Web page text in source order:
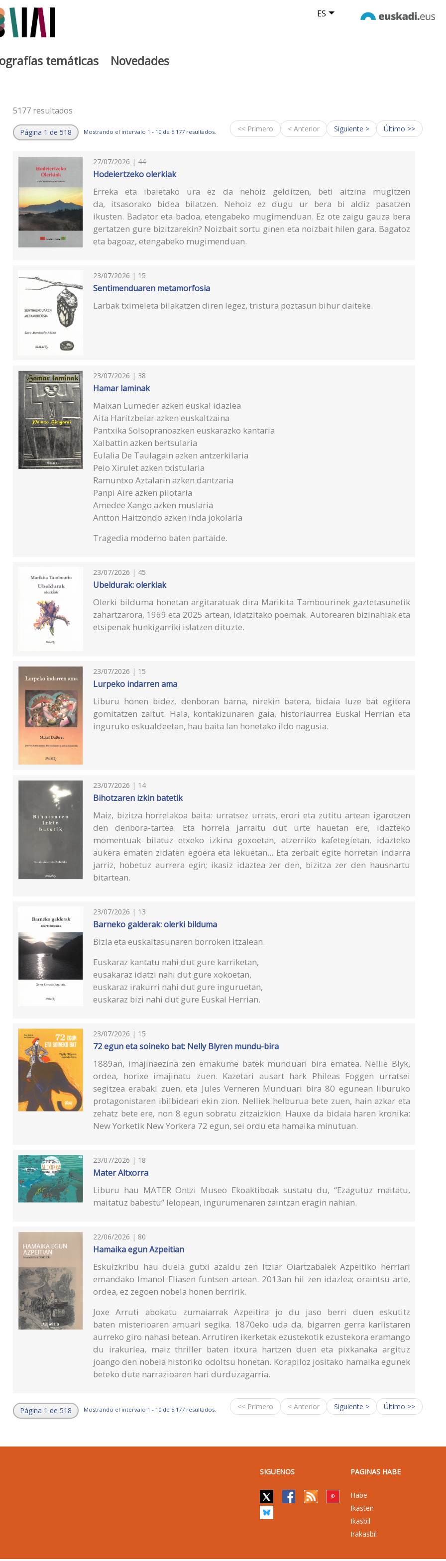
ES
temáticas Novedades
5177 resultados
Página 1 de 518 Mostrando el intervalo 1 - 10 de 5.177 resultados. << Primero < Anterior Siguiente > Último >>
27/07/2026 | 44
Hodeiertzeko olerkiak
Erreka eta ibaietako ura ez da nehoiz gelditzen, beti aitzina mugitzen
da, itsasorako bidea bilatzen. Nehoiz ez dugu ur bera bi aldiz pasatzen
ikusten. Badator eta badoa, etengabeko mugimenduan. Ez ote zaigu gauza bera
gertatzen gure bizitzarekin? Noizbait sortu ginen eta noizbait hilen gara. Bagatoz
eta bagoaz, etengabeko mugimenduan.
23/07/2026 | 15
Sentimenduaren metamorfosia
Larbak tximeleta bilakatzen diren legez, tristura poztasun bihur daiteke.
23/07/2026 | 38
Hamar laminak
Maixan Lumeder azken euskal idazlea
Aita Haritzbelar azken euskaltzaina
Pantxika Solsopranoazken euskarazko kantaria
Xalbattin azken bertsularia
Eulalia De Taulagain azken antzerkilaria
Peio Xirulet azken txistularia
Ramuntxo Aztalarin azken dantzaria
Panpi Aire azken pilotaria
Amedee Xango azken muslaria
Antton Haitzondo azken inda jokolaria
Tragedia moderno baten partaide.
23/07/2026 | 45
Ubeldurak: olerkiak
Olerki bilduma honetan argitaratuak dira Marikita Tambourinek gaztetasunetik
zahartzarora, 1969 eta 2025 artean, idatzitako poemak. Autorearen bizinahiak eta
etsipenak hunkigarriki islatzen dituzte.
23/07/2026 | 15
Lurpeko indarren ama
Liburu honen bidez, denboran barna, nirekin batera, bidaia luze bat egitera
gomitatzen zaitut. Hala, kontakizunaren gaia, historiaurrea Euskal Herrian eta
inguruko eskualdeetan, hau baita lan honetako ildo nagusia.
23/07/2026 | 14
Bihotzaren izkin batetik
Maiz, bizitza horrelakoa baita: urratsez urrats, erori eta zutitu artean igarotzen
den denbora-tartea. Eta horrela jarraitu dut urte hauetan ere, idazteko
momentuak bilatuz etxeko izkina goxoetan, atzerriko kafetegietan, idazteko
aukera ematen zidaten egoera eta lekuetan... Eta zerbait egite horretan indarra
jarriz, hobetuz aurrera egin; ikasiz idaztea zer den, bizitza zer den hausnartu
bitartean.
23/07/2026 | 13
Barneko galderak: olerki bilduma
Bizia eta euskaltasunaren borroken itzalean.
Euskaraz kantatu nahi dut gure karriketan,
eusakaraz idatzi nahi dut gure xokoetan,
euskaraz irakurri nahi dut gure inguruetan,
euskaraz bizi nahi dut gure Euskal Herrian.
23/07/2026 | 15
72 egun eta soineko bat: Nelly Blyren mundu-bira
1889an, imajinaezina zen emakume batek munduari bira ematea. Nellie Blyk,
ordea, horixe imajinatu zuen. Kazetari ausart hark Phileas Foggen urratsei
segitzea erabaki zuen, eta Jules Verneren Munduari bira 80 egunean liburuko
protagonistaren ibilbideari ekin zion. Nelliek helburua bete zuen, hain azkar eta
zehatz bete ere, non 8 egun sobratu zitzaizkion. Hauxe da bidaia haren kronika:
New Yorketik New Yorkera 72 egun, sei ordu eta hamaika minutuan.
23/07/2026 | 18
Mater Altxorra
Liburu hau MATER Ontzi Museo Ekoaktiboak sustatu du, “Ezagutuz maitatu,
maitatuz babestu” lelopean, ingurumenaren zaintzan eragin nahian.
22/06/2026 | 80
Hamaika egun Azpeitian
Eskuizkribu hau duela gutxi azaldu zen Itziar Oiartzabalek Azpeitiko herriari
emandako Imanol Eliasen funtsen artean. 2013an hil zen idazlea; oraintsu arte,
ordea, ez zegoen nobela honen berririk.
Joxe Arruti abokatu zumaiarrak Azpeitira jo du jaso berri duen eskutitz
baten misterioaren amuari segika. 1870eko uda da, bigarren gerra karlistaren
aurreko giro nahasi betean. Arrutiren ikerketak ezustekotik ezustekora eramango
du irakurlea, maiz thriller baten itxura hartzen duen eta pixkanaka argituz
joango den nobela historiko odoltsu honetan. Korapiloz jositako hamaika egunek
beteko dute narrazioaren hari durduzagarria.
Página 1 de 518 Mostrando el intervalo 1 - 10 de 5.177 resultados. << Primero < Anterior Siguiente > Último >>
SIGUENOS PAGINAS HABE
Habe
Ikasten
Ikasbil
Irakasbil